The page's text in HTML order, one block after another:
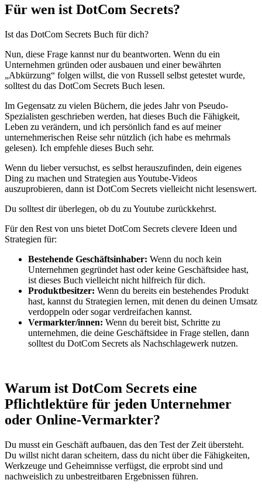
Für wen ist DotCom Secrets?
Ist das DotCom Secrets Buch für dich?
Nun, diese Frage kannst nur du beantworten. Wenn du ein
Unternehmen gründen oder ausbauen und einer bewährten
„Abkürzung“ folgen willst, die von Russell selbst getestet wurde,
solltest du das DotCom Secrets Buch lesen.
Im Gegensatz zu vielen Büchern, die jedes Jahr von Pseudo-
Spezialisten geschrieben werden, hat dieses Buch die Fähigkeit,
Leben zu verändern, und ich persönlich fand es auf meiner
unternehmerischen Reise sehr nützlich (ich habe es mehrmals
gelesen). Ich empfehle dieses Buch sehr.
Wenn du lieber versuchst, es selbst herauszufinden, dein eigenes
Ding zu machen und Strategien aus Youtube-Videos
auszuprobieren, dann ist DotCom Secrets vielleicht nicht lesenswert.
Du solltest dir überlegen, ob du zu Youtube zurückkehrst.
Für den Rest von uns bietet DotCom Secrets clevere Ideen und
Strategien für:
Bestehende Geschäftsinhaber: Wenn du noch kein
Unternehmen gegründet hast oder keine Geschäftsidee hast,
ist dieses Buch vielleicht nicht hilfreich für dich.
Produktbesitzer: Wenn du bereits ein bestehendes Produkt
hast, kannst du Strategien lernen, mit denen du deinen Umsatz
verdoppeln oder sogar verdreifachen kannst.
Vermarkter/innen: Wenn du bereit bist, Schritte zu
unternehmen, die deine Geschäftsidee in Frage stellen, dann
solltest du DotCom Secrets als Nachschlagewerk nutzen.
Warum ist DotCom Secrets eine
Pflichtlektüre für jeden Unternehmer
oder Online-Vermarkter?
Du musst ein Geschäft aufbauen, das den Test der Zeit übersteht.
Du willst nicht daran scheitern, dass du nicht über die Fähigkeiten,
Werkzeuge und Geheimnisse verfügst, die erprobt sind und
nachweislich zu unbestreitbaren Ergebnissen führen.